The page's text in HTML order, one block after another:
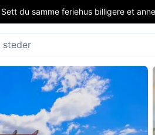
Sett du samme feriehus billigere et